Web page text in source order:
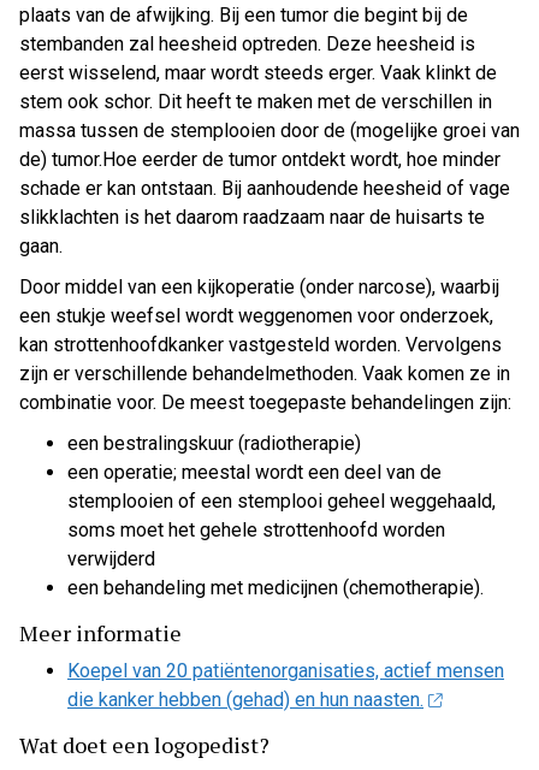
plaats van de afwijking. Bij een tumor die begint bij de
stembanden zal heesheid optreden. Deze heesheid is
eerst wisselend, maar wordt steeds erger. Vaak klinkt de
stem ook schor. Dit heeft te maken met de verschillen in
massa tussen de stemplooien door de (mogelijke groei van
de) tumor.Hoe eerder de tumor ontdekt wordt, hoe minder
schade er kan ontstaan. Bij aanhoudende heesheid of vage
slikklachten is het daarom raadzaam naar de huisarts te
gaan.
Door middel van een kijkoperatie (onder narcose), waarbij
een stukje weefsel wordt weggenomen voor onderzoek,
kan strottenhoofdkanker vastgesteld worden. Vervolgens
zijn er verschillende behandelmethoden. Vaak komen ze in
combinatie voor. De meest toegepaste behandelingen zijn:
een bestralingskuur (radiotherapie)
een operatie; meestal wordt een deel van de
stemplooien of een stemplooi geheel weggehaald,
soms moet het gehele strottenhoofd worden
verwijderd
een behandeling met medicijnen (chemotherapie).
Meer informatie
Koepel van 20 patiëntenorganisaties, actief mensen
die kanker hebben (gehad) en hun naasten.
Wat doet een logopedist?